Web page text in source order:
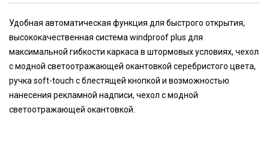
Удобная автоматическая функция для быстрого открытия,
высококачественная система windproof plus для
максимальной гибкости каркаса в штормовых условиях, чехол
с модной светоотражающей окантовкой серебристого цвета,
ручка soft-touch с блестящей кнопкой и возможностью
нанесения рекламной надписи, чехол с модной
светоотражающей окантовкой.